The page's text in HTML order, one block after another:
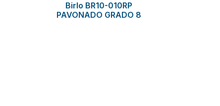
Birlo BR10-010RP
PAVONADO GRADO 8